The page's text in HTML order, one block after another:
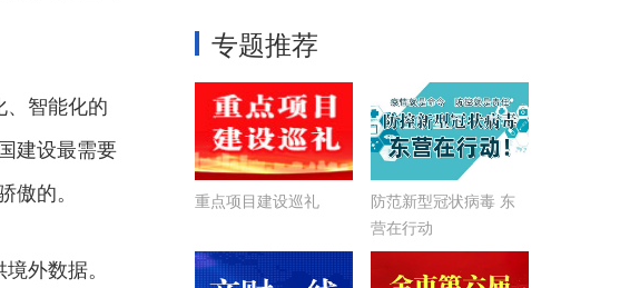
智能化的
建设最需要
的。
外数据。
专题推荐
重点项目建设巡礼
防范新型冠状病毒 东
营在行动